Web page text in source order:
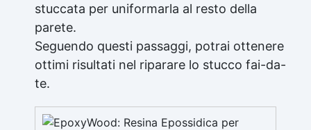
stuccata per uniformarla al resto della
parete.
Seguendo questi passaggi, potrai ottenere
ottimi risultati nel riparare lo stucco fai-da-
te.